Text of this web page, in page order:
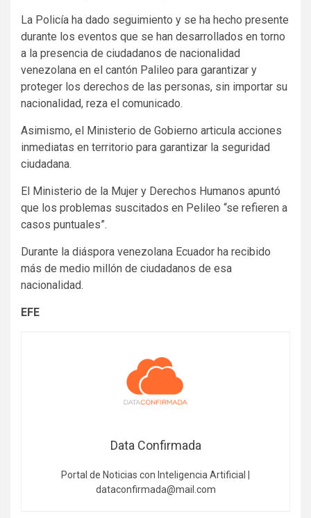
La Policía ha dado seguimiento y se ha hecho presente
durante los eventos que se han desarrollados en torno
a la presencia de ciudadanos de nacionalidad
venezolana en el cantón Palileo para garantizar y
proteger los derechos de las personas, sin importar su
nacionalidad, reza el comunicado.
Asimismo, el Ministerio de Gobierno articula acciones
inmediatas en territorio para garantizar la seguridad
ciudadana.
El Ministerio de la Mujer y Derechos Humanos apuntó
que los problemas suscitados en Pelileo “se refieren a
casos puntuales”.
Durante la diáspora venezolana Ecuador ha recibido
más de medio millón de ciudadanos de esa
nacionalidad.
EFE
Data Confirmada
Portal de Noticias con Inteligencia Artificial |
dataconfirmada@mail.com